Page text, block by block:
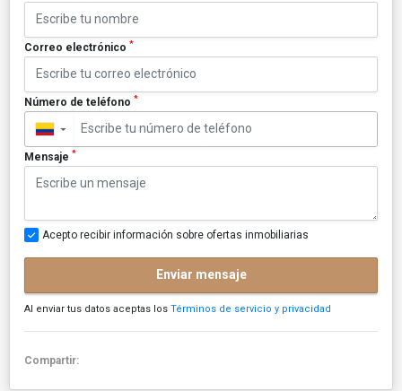
Correo electrónico *
Número de teléfono *
▼
Mensaje *
Acepto recibir información sobre ofertas inmobiliarias
Enviar mensaje
Al enviar tus datos aceptas los Términos de servicio y privacidad
Compartir: